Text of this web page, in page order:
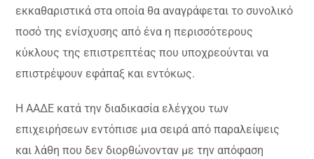
εκκαθαριστικά στα οποία θα αναγράφεται το συνολικό
ποσό της ενίσχυσης από ένα η περισσότερους
κύκλους της επιστρεπτέας που υποχρεούνται να
επιστρέψουν εφάπαξ και εντόκως.
Η ΑΑΔΕ κατά την διαδικασία ελέγχου των
επιχειρήσεων εντόπισε μια σειρά από παραλείψεις
και λάθη που δεν διορθώνονταν με την απόφαση